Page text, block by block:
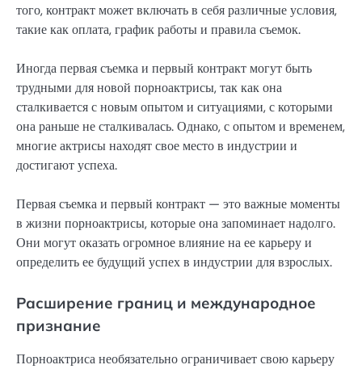
того, контракт может включать в себя различные условия,
такие как оплата, график работы и правила съемок.
Иногда первая съемка и первый контракт могут быть
трудными для новой порноактрисы, так как она
сталкивается с новым опытом и ситуациями, с которыми
она раньше не сталкивалась. Однако, с опытом и временем,
многие актрисы находят свое место в индустрии и
достигают успеха.
Первая съемка и первый контракт — это важные моменты
в жизни порноактрисы, которые она запоминает надолго.
Они могут оказать огромное влияние на ее карьеру и
определить ее будущий успех в индустрии для взрослых.
Расширение границ и международное
признание
Порноактриса необязательно ограничивает свою карьеру